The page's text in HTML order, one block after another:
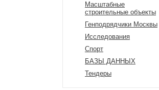
Масштабные
строительные объекты
Генподрядчики Москвы
Исследования
Спорт
БАЗЫ ДАННЫХ
Тендеры